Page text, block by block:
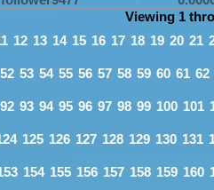
Viewing 1
12 13 14 15 16 17 18 19 20 21
52 53 54 55 56 57 58 59 60 61 62
92 93 94 95 96 97 98 99 100 101
125 126 127 128 129 130 131
154 155 156 157 158 159 160